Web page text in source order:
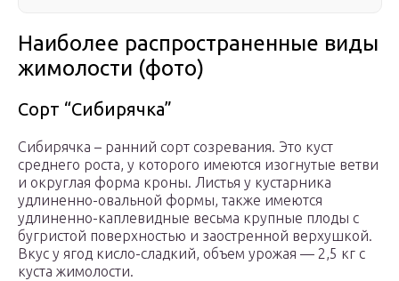
Наиболее распространенные виды
жимолости (фото)
Сорт “Сибирячка”
Сибирячка – ранний сорт созревания. Это куст
среднего роста, у которого имеются изогнутые ветви
и округлая форма кроны. Листья у кустарника
удлиненно-овальной формы, также имеются
удлиненно-каплевидные весьма крупные плоды с
бугристой поверхностью и заостренной верхушкой.
Вкус у ягод кисло-сладкий, объем урожая — 2,5 кг с
куста жимолости.